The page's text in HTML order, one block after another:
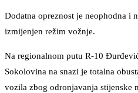
Dodatna opreznost je neophodna i
izmijenjen režim vožnje.
Na regionalnom putu R-10
Sokolovina na snazi je totalna
vozila zbog odronjavanja stijenske